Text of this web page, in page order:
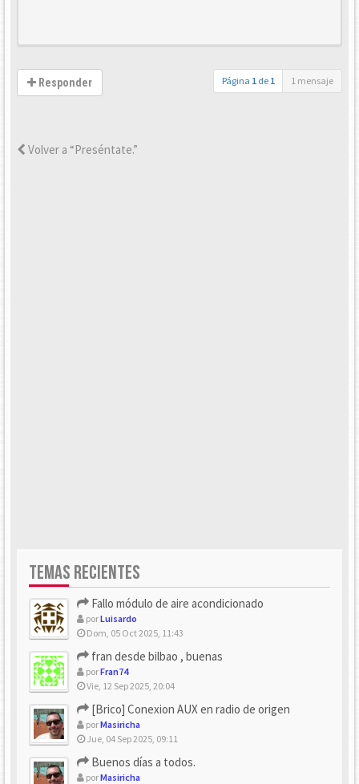
Responder Página 1 de 1 1 mensaje
Volver a “Preséntate.”
TEMAS RECIENTES
Fallo módulo de aire acondicionado
porLuisardo
Dom, 05 Oct 2025, 11:43
fran desde bilbao , buenas
porFran74
Vie, 12 Sep 2025, 20:04
[Brico] Conexion AUX en radio de origen
porMasiricha
Jue, 04 Sep 2025, 09:11
Buenos días a todos.
porMasiricha